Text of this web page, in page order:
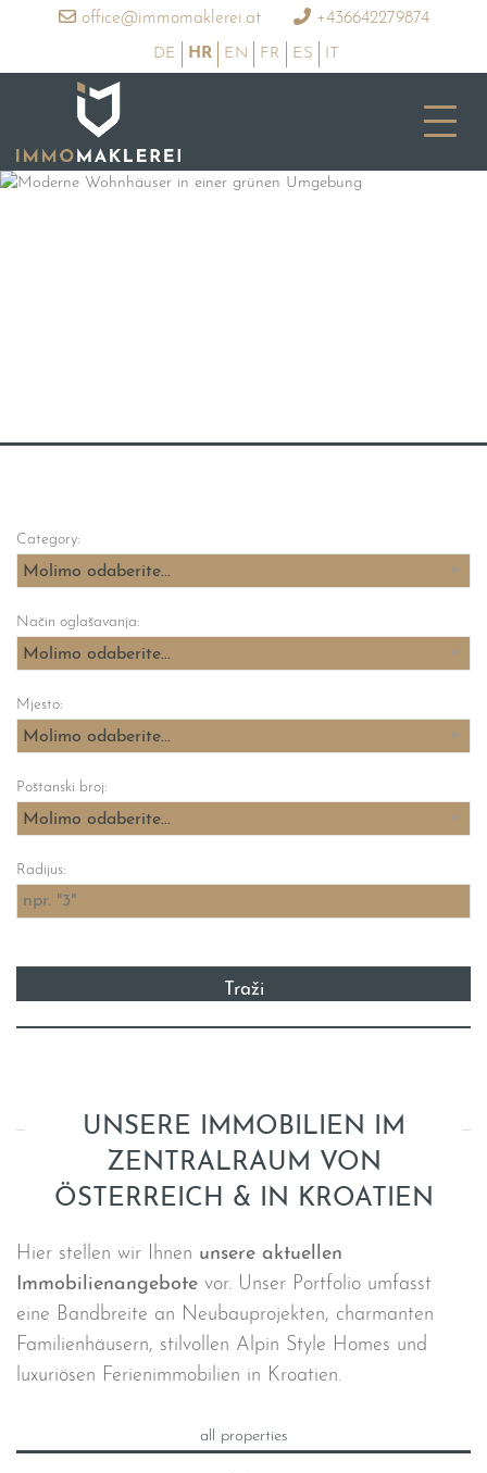
office@immomaklerei.at +436642279874
DE HR EN FR ES IT
Category:
Molimo odaberite...
Način oglašavanja:
Molimo odaberite...
Mjesto:
Molimo odaberite...
Poštanski broj:
Molimo odaberite...
Radijus:
UNSERE IMMOBILIEN IM
ZENTRALRAUM VON
ÖSTERREICH & IN KROATIEN
Hier stellen wir Ihnen unsere aktuellen
Immobilienangebote vor. Unser Portfolio umfasst
eine Bandbreite an Neubauprojekten, charmanten
Familienhäusern, stilvollen Alpin Style Homes und
luxuriösen Ferienimmobilien in Kroatien.
all properties